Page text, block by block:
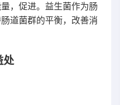
，促进。益生菌作为肠
道菌群的平衡，改善消
处